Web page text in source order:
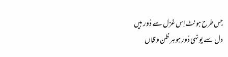
جس طرح ہونٹ اِس غزل سے دُور ہیں​
دل سے یونہی دُور ہو ہر ظن و ظاں